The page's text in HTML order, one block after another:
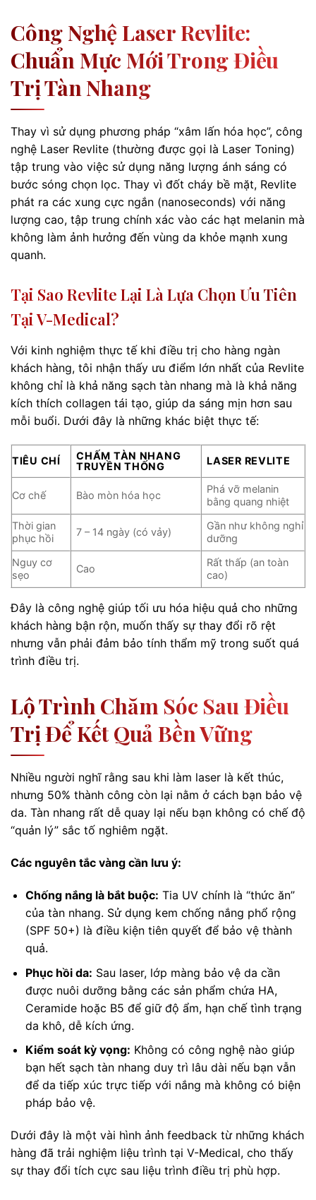
Công Nghệ Laser Revlite:
Chuẩn Mực Mới Trong Điều
Trị Tàn Nhang
Thay vì sử dụng phương pháp “xâm lấn hóa học”, công
nghệ Laser Revlite (thường được gọi là Laser Toning)
tập trung vào việc sử dụng năng lượng ánh sáng có
bước sóng chọn lọc. Thay vì đốt cháy bề mặt, Revlite
phát ra các xung cực ngắn (nanoseconds) với năng
lượng cao, tập trung chính xác vào các hạt melanin mà
không làm ảnh hưởng đến vùng da khỏe mạnh xung
quanh.
Tại Sao Revlite Lại Là Lựa Chọn Ưu Tiên
Tại V-Medical?
Với kinh nghiệm thực tế khi điều trị cho hàng ngàn
khách hàng, tôi nhận thấy ưu điểm lớn nhất của Revlite
không chỉ là khả năng sạch tàn nhang mà là khả năng
kích thích collagen tái tạo, giúp da sáng mịn hơn sau
mỗi buổi. Dưới đây là những khác biệt thực tế:
TIÊU CHÍ
CHẤM TÀN NHANG
TRUYỀN THỐNG
LASER REVLITE
Cơ chế Bào mòn hóa học
Phá vỡ melanin
bằng quang nhiệt
Thời gian
phục hồi
7 – 14 ngày (có vảy)
Gần như không nghỉ
dưỡng
Nguy cơ
sẹo
Cao
Rất thấp (an toàn
cao)
Đây là công nghệ giúp tối ưu hóa hiệu quả cho những
khách hàng bận rộn, muốn thấy sự thay đổi rõ rệt
nhưng vẫn phải đảm bảo tính thẩm mỹ trong suốt quá
trình điều trị.
Lộ Trình Chăm Sóc Sau Điều
Trị Để Kết Quả Bền Vững
Nhiều người nghĩ rằng sau khi làm laser là kết thúc,
nhưng 50% thành công còn lại nằm ở cách bạn bảo vệ
da. Tàn nhang rất dễ quay lại nếu bạn không có chế độ
“quản lý” sắc tố nghiêm ngặt.
Các nguyên tắc vàng cần lưu ý:
Chống nắng là bắt buộc: Tia UV chính là “thức ăn”
của tàn nhang. Sử dụng kem chống nắng phổ rộng
(SPF 50+) là điều kiện tiên quyết để bảo vệ thành
quả.
Phục hồi da: Sau laser, lớp màng bảo vệ da cần
được nuôi dưỡng bằng các sản phẩm chứa HA,
Ceramide hoặc B5 để giữ độ ẩm, hạn chế tình trạng
da khô, dễ kích ứng.
Kiểm soát kỳ vọng: Không có công nghệ nào giúp
bạn hết sạch tàn nhang duy trì lâu dài nếu bạn vẫn
để da tiếp xúc trực tiếp với nắng mà không có biện
pháp bảo vệ.
Dưới đây là một vài hình ảnh feedback từ những khách
hàng đã trải nghiệm liệu trình tại V-Medical, cho thấy
sự thay đổi tích cực sau liệu trình điều trị phù hợp.